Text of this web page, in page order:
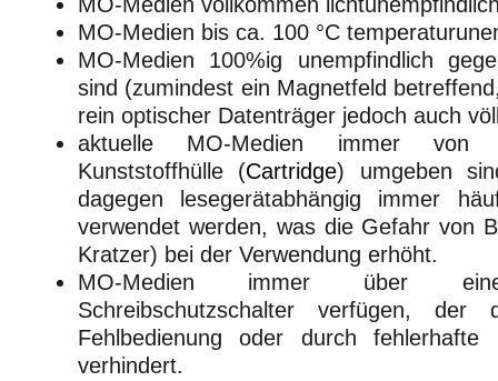
MO-Medien bis ca. 100 °C
MO-Medien 100%ig unempfindlich
sind (zumindest ein Magnetfeld
rein optischer Datenträger jedoch auch
aktuelle MO-Medien immer von
Kunststoffhülle (Cartridge) umgeben
dagegen lesegerätabhängig immer
verwendet werden, was die Gefahr von
Kratzer) bei der Verwendung erhöht.
MO-Medien immer über
Schreibschutzschalter verfügen, der
Fehlbedienung oder durch fehlerhafte
verhindert.